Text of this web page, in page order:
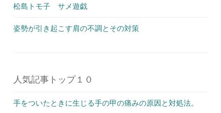
松島トモ子 サメ遊戯
姿勢が引き起こす肩の不調とその対策
人気記事トップ１０
手をついたときに生じる手の甲の痛みの原因と対処法。